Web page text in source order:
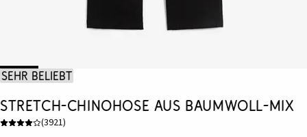
Sehr beliebt
Stretch-Chinohose aus Baumwoll-Mix
(3921)